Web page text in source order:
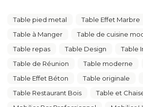
Table pied metal
Table Effet Marbre
Table à Manger
Table de cuisine
Table repas
Table Design
Table
Table de Réunion
Table moderne
Table Effet Béton
Table originale
Table Restaurant Bois
Table et